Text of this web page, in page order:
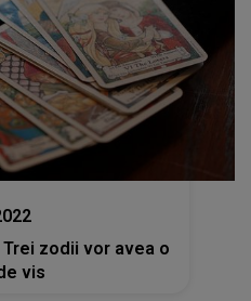
zodii vor avea o
vis